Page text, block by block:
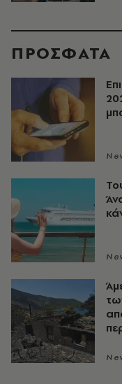
ΠΡΟΣΦΑΤΑ